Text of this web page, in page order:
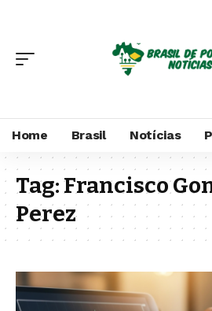
Home Brasil Notícias
Tag:Francisco
Perez